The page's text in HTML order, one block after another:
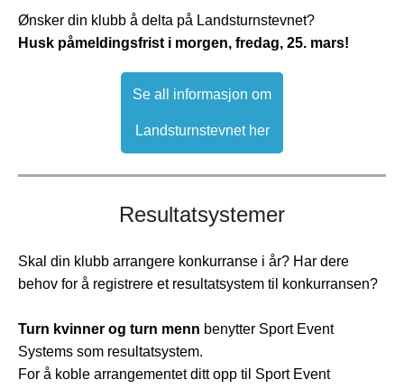
Ønsker din klubb å delta på Landsturnstevnet?
Husk påmeldingsfrist i morgen, fredag, 25. mars!
Se all informasjon om
Landsturnstevnet her
Resultatsystemer
Skal din klubb arrangere konkurranse i år? Har dere
behov for å registrere et resultatsystem til konkurransen?
Turn kvinner og turn menn benytter Sport Event
Systems som resultatsystem.
For å koble arrangementet ditt opp til Sport Event